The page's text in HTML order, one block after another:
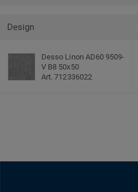
Design
Desso Linon AD60 9509-
V B8 50x50
Art. 712336022